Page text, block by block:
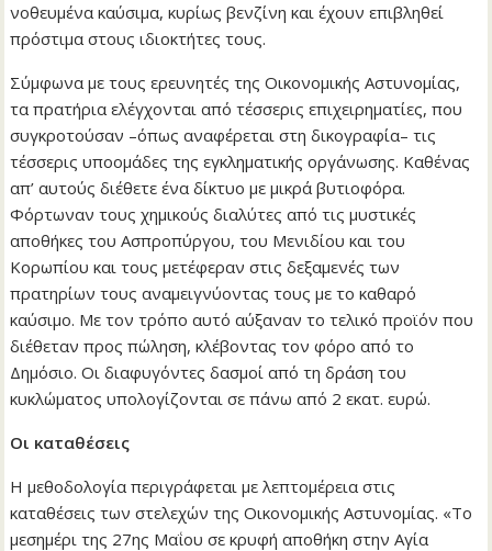
νοθευμένα καύσιμα, κυρίως βενζίνη και έχουν επιβληθεί
πρόστιμα στους ιδιοκτήτες τους.
Σύμφωνα με τους ερευνητές της Οικονομικής Αστυνομίας,
τα πρατήρια ελέγχονται από τέσσερις επιχειρηματίες, που
συγκροτούσαν –όπως αναφέρεται στη δικογραφία– τις
τέσσερις υποομάδες της εγκληματικής οργάνωσης. Καθένας
απ’ αυτούς διέθετε ένα δίκτυο με μικρά βυτιοφόρα.
Φόρτωναν τους χημικούς διαλύτες από τις μυστικές
αποθήκες του Ασπροπύργου, του Μενιδίου και του
Κορωπίου και τους μετέφεραν στις δεξαμενές των
πρατηρίων τους αναμειγνύοντας τους με το καθαρό
καύσιμο. Με τον τρόπο αυτό αύξαναν το τελικό προϊόν που
διέθεταν προς πώληση, κλέβοντας τον φόρο από το
Δημόσιο. Οι διαφυγόντες δασμοί από τη δράση του
κυκλώματος υπολογίζονται σε πάνω από 2 εκατ. ευρώ.
Οι καταθέσεις
Η μεθοδολογία περιγράφεται με λεπτομέρεια στις
καταθέσεις των στελεχών της Οικονομικής Αστυνομίας. «Το
μεσημέρι της 27ης Μαΐου σε κρυφή αποθήκη στην Αγία